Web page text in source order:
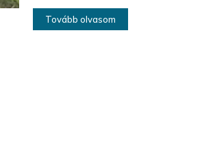
Tovább olvasom